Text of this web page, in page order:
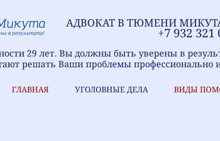
АДВОКАТ В ТЮМЕНИ МИ
+7 932 321
29 лет. Вы должны быть уверены в
решать Ваши проблемы профессионально
ГЛАВНАЯ УГОЛОВНЫЕ ДЕЛА ВИДЫ